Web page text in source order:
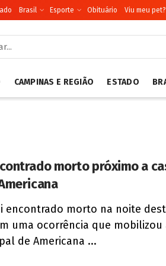
Brasil Esporte Obituário Viu meu pet?
CAMPINAS E REGIÃO ESTADO
morto próximo a
encontrado morto na noite
uma ocorrência que mobilizou
de Americana ...